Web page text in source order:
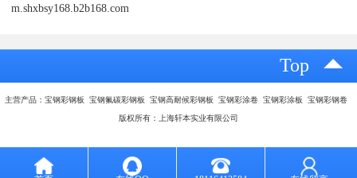
m.shxbsy168.b2b168.com
Top
主营产品：宝钢彩钢板 宝钢氟碳彩钢板 宝钢高耐候彩钢板 宝钢彩涂卷 宝钢彩涂板 宝钢彩钢卷
版权所有：上海轩本实业有限公司